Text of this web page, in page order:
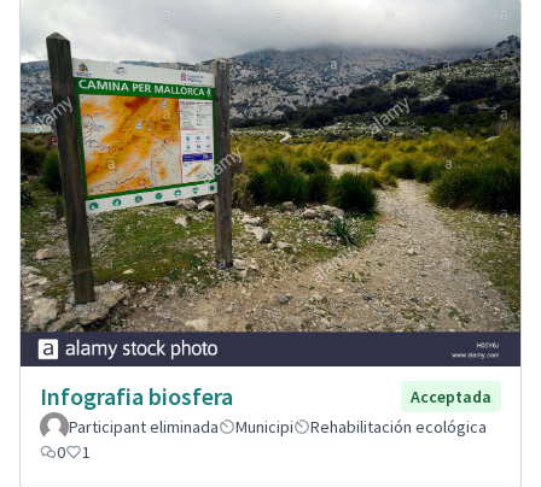
Infografia biosfera
Acceptada
Participant eliminada
Municipi
Rehabilitación ecológica
0
1